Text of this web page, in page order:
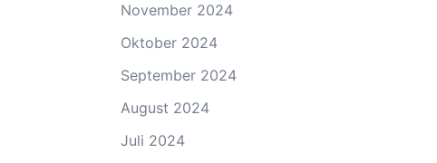
November 2024
Oktober 2024
September 2024
August 2024
Juli 2024